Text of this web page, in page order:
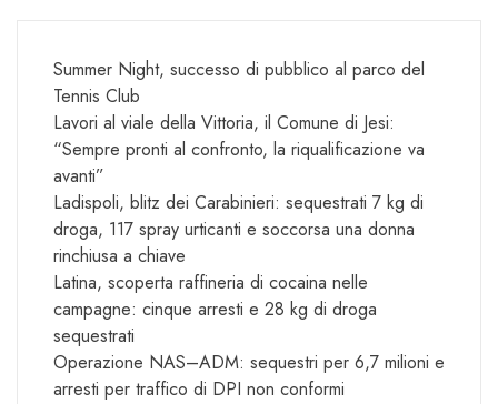
Summer Night, successo di pubblico al parco del
Tennis Club
Lavori al viale della Vittoria, il Comune di Jesi:
“Sempre pronti al confronto, la riqualificazione va
avanti”
Ladispoli, blitz dei Carabinieri: sequestrati 7 kg di
droga, 117 spray urticanti e soccorsa una donna
rinchiusa a chiave
Latina, scoperta raffineria di cocaina nelle
campagne: cinque arresti e 28 kg di droga
sequestrati
Operazione NAS–ADM: sequestri per 6,7 milioni e
arresti per traffico di DPI non conformi